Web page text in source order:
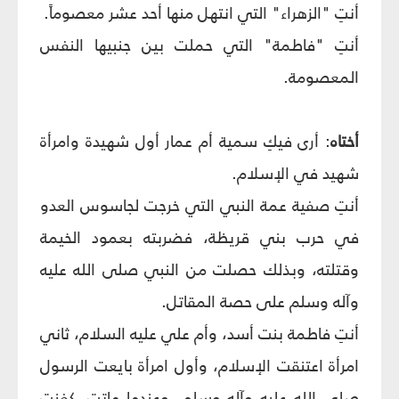
أنتِ "الزهراء" التي انتهل منها أحد عشر معصوماً.
أنتِ "فاطمة" التي حملت بين جنبيها النفس
المعصومة.
أختاه: أرى فيكِ سمية أم عمار أول شهيدة وامرأة
شهيد في الإسلام.
أنتِ صفية عمة النبي التي خرجت لجاسوس العدو
في حرب بني قريظة، فضربته بعمود الخيمة
وقتلته، وبذلك حصلت من النبي صلى الله عليه
وآله وسلم على حصة المقاتل.
أنتِ فاطمة بنت أسد، وأم علي عليه السلام، ثاني
امرأة اعتنقت الإسلام، وأول امرأة بايعت الرسول